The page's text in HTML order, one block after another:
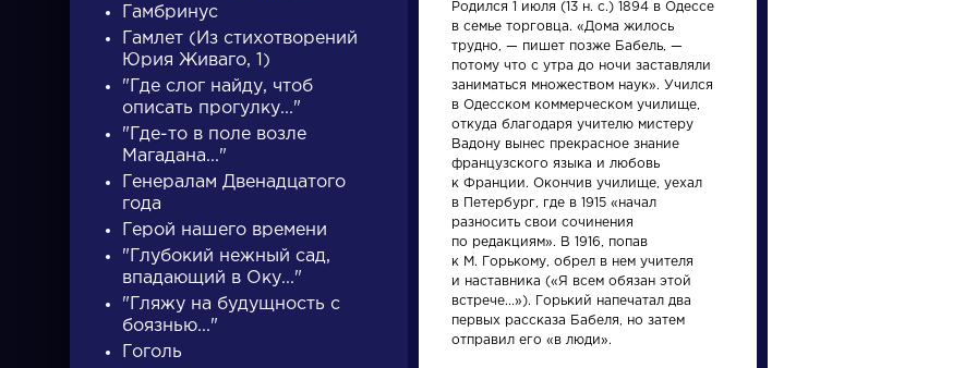
ПИСАТЕЛИ
произведения
Словарь
деталь
Персонажи
Алоизий
Произведения
Вечернее
Гамбринус
Гамлет (Из стихотворений
Юрия Живаго, 1)
"Где слог найду, чтоб
описать прогулку..."
"Где-то в поле возле
Магадана..."
Генералам Двенадцатого
года
Герой нашего времени
"Глубокий нежный сад,
впадающий в Оку..."
"Гляжу на будущность с
боязнью..."
Гоголь
Родился 1 июля (13 н. с.) 1894 в Одессе
в семье торговца. «Дома жилось
трудно, — пишет позже Бабель, —
потому что с утра до ночи заставляли
заниматься множеством наук». Учился
в Одесском коммерческом училище,
откуда благодаря учителю мистеру
Вадону вынес прекрасное знание
французского языка и любовь
к Франции. Окончив училище, уехал
в Петербург, где в 1915 «начал
разносить свои сочинения
по редакциям». В 1916, попав
к М. Горькому, обрел в нем учителя
и наставника («Я всем обязан этой
встрече...»). Горький напечатал два
первых рассказа Бабеля, но затем
отправил его «в люди».